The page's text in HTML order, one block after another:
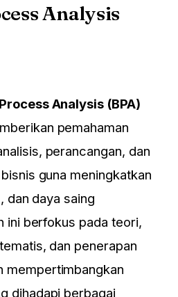
Analysis
Analysis (BPA)
pemahaman
perancangan, dan
guna meningkatkan
dan daya saing
ini berfokus pada teori,
dan penerapan
mempertimbangkan
dihadapi berbagai